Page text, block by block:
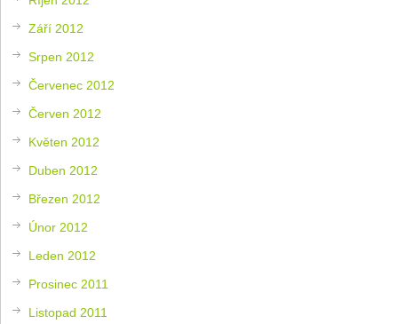
Září 2012
Srpen 2012
Červenec 2012
Červen 2012
Květen 2012
Duben 2012
Březen 2012
Únor 2012
Leden 2012
Prosinec 2011
Listopad 2011